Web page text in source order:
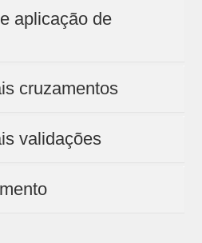
aplicação de
cruzamentos
validações